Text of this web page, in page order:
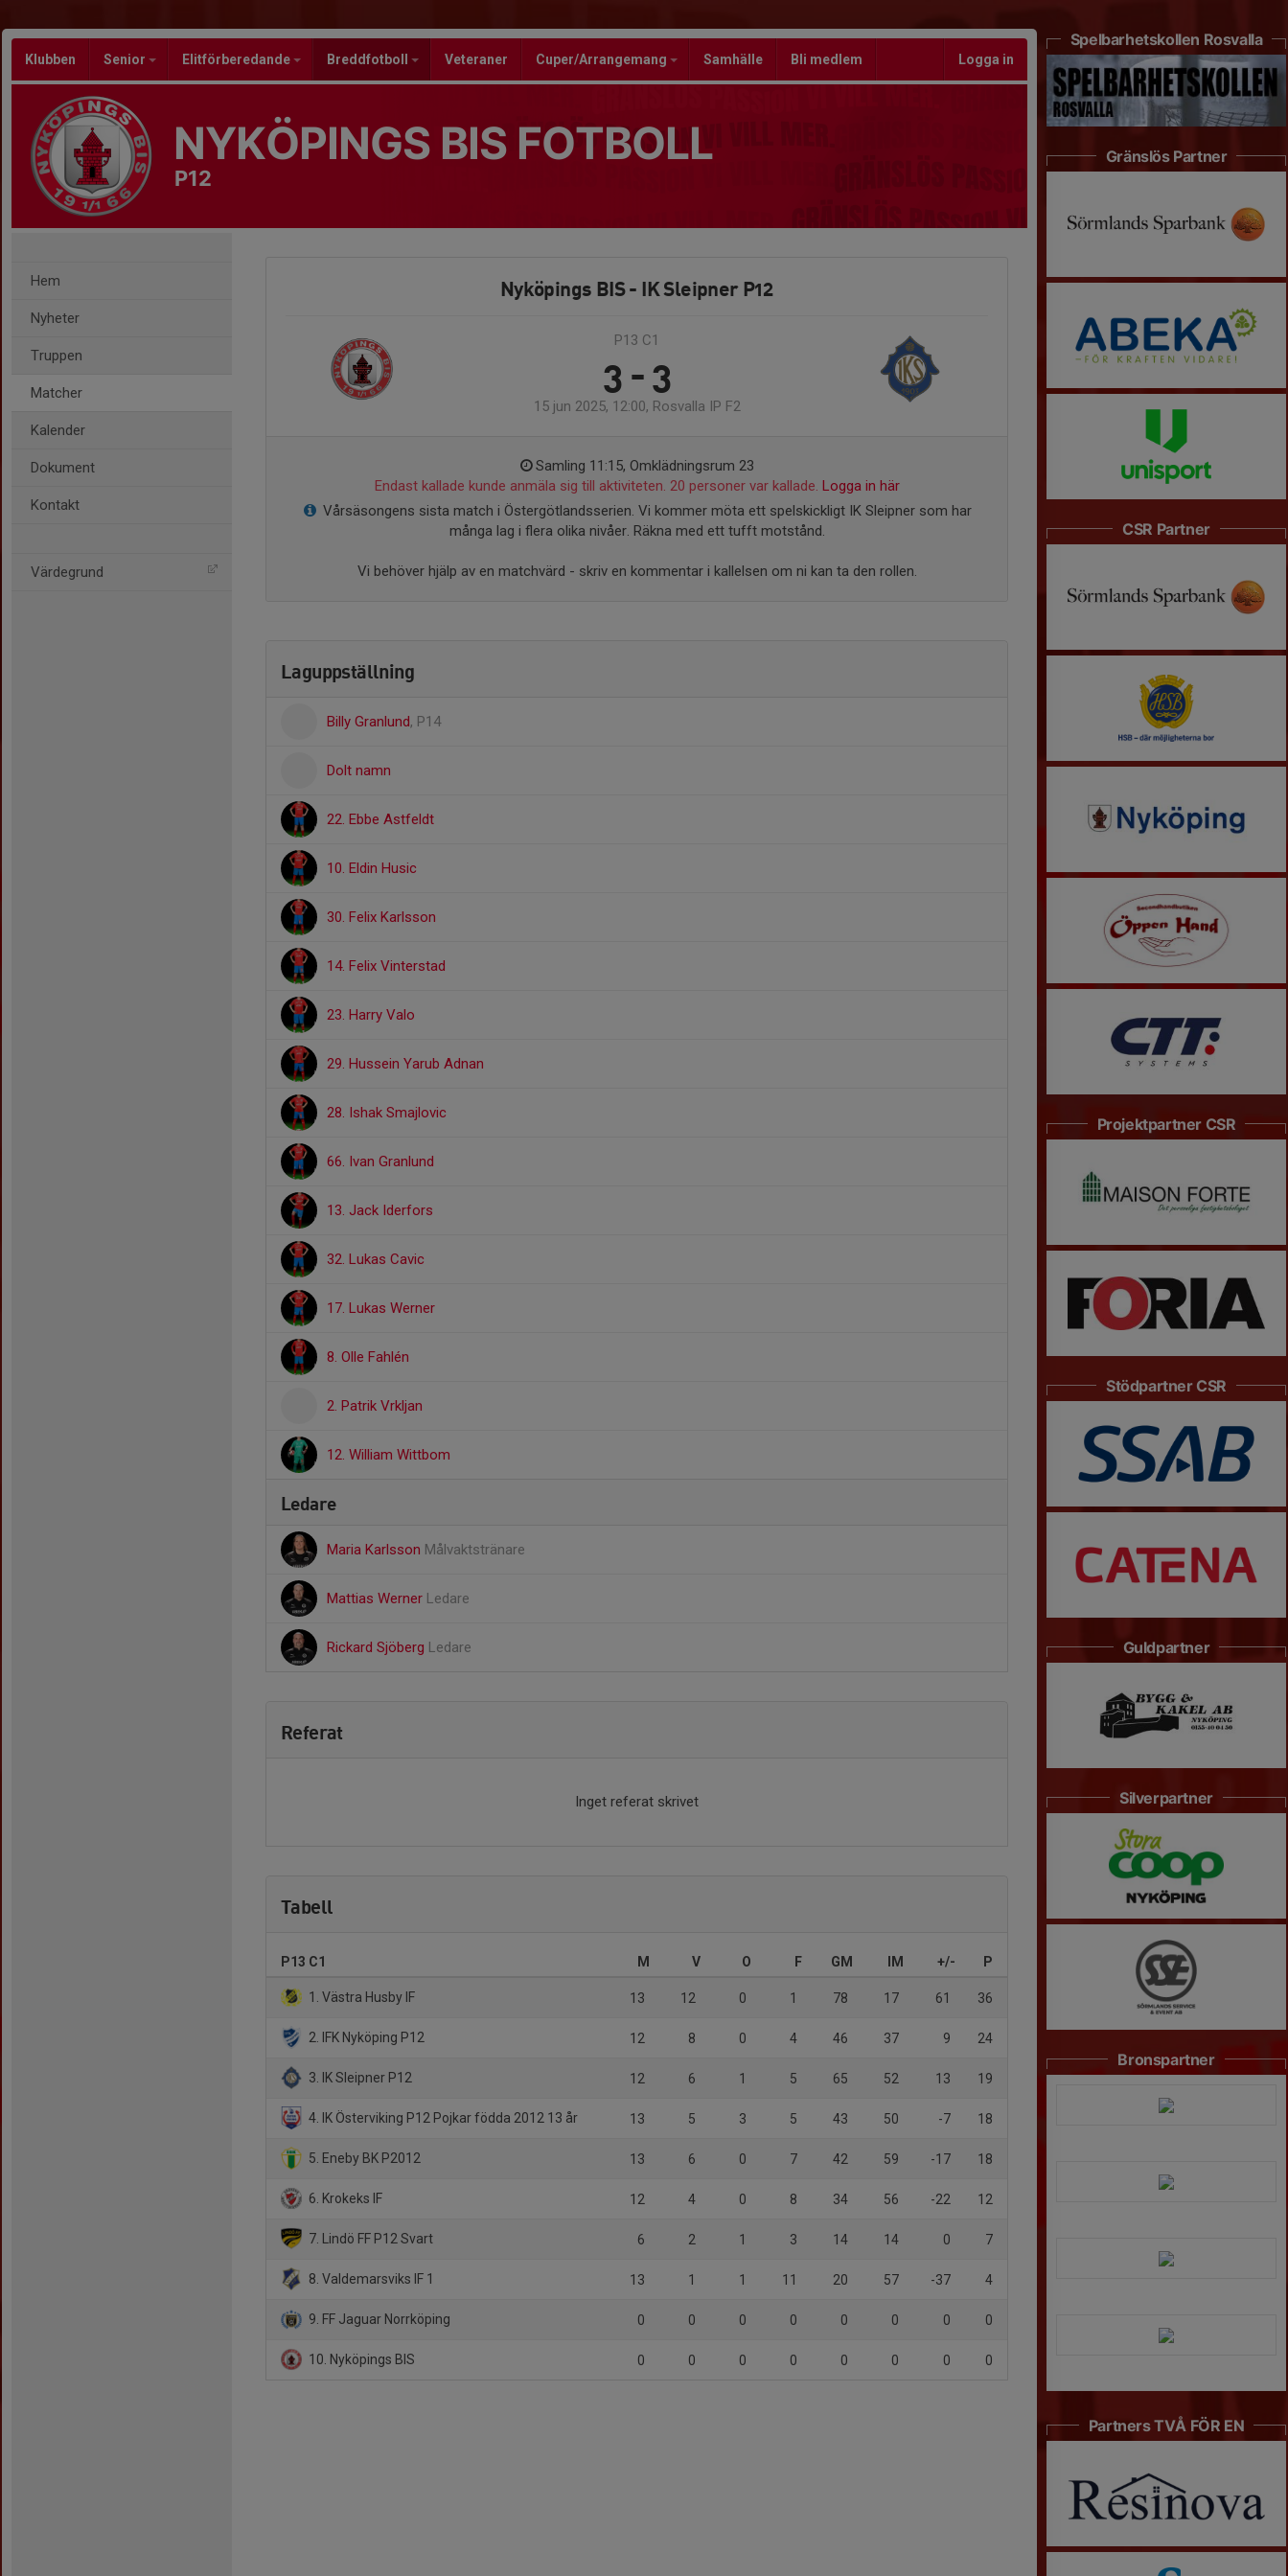
Klubben Senior Elitförberedande Breddfotboll Veteraner Cuper/Arrangemang Samhälle Bli medlem Logga in
NYKÖPINGS BIS FOTBOLL
P12
Hem
Nyheter
Truppen
Matcher
Kalender
Dokument
Kontakt
Värdegrund
Nyköpings BIS - IK Sleipner P12
P13 C1
3 - 3
15 jun 2025, 12:00, Rosvalla IP F2
Samling 11:15, Omklädningsrum 23
Endast kallade kunde anmäla sig till aktiviteten. 20 personer var kallade. Logga in här
Vårsäsongens sista match i Östergötlandsserien. Vi kommer möta ett spelskickligt IK Sleipner som har
många lag i flera olika nivåer. Räkna med ett tufft motstånd.
Vi behöver hjälp av en matchvärd - skriv en kommentar i kallelsen om ni kan ta den rollen.
Laguppställning
Billy Granlund, P14
Dolt namn
22. Ebbe Astfeldt
10. Eldin Husic
30. Felix Karlsson
14. Felix Vinterstad
23. Harry Valo
29. Hussein Yarub Adnan
28. Ishak Smajlovic
66. Ivan Granlund
13. Jack Iderfors
32. Lukas Cavic
17. Lukas Werner
8. Olle Fahlén
2. Patrik Vrkljan
12. William Wittbom
Ledare
Maria Karlsson Målvaktstränare
Mattias Werner Ledare
Rickard Sjöberg Ledare
Referat
Inget referat skrivet
Tabell
P13 C1 M V O F GM IM +/- P
1. Västra Husby IF 13 12 0 1 78 17 61 36
2. IFK Nyköping P12 12 8 0 4 46 37 9 24
3. IK Sleipner P12 12 6 1 5 65 52 13 19
4. IK Österviking P12 Pojkar födda 2012 13 år 13 5 3 5 43 50 -7 18
5. Eneby BK P2012 13 6 0 7 42 59 -17 18
6. Krokeks IF 12 4 0 8 34 56 -22 12
7. Lindö FF P12 Svart 6 2 1 3 14 14 0 7
8. Valdemarsviks IF 1 13 1 1 11 20 57 -37 4
9. FF Jaguar Norrköping 0 0 0 0 0 0 0 0
10. Nyköpings BIS 0 0 0 0 0 0 0 0
Spelbarhetskollen Rosvalla
Gränslös Partner
CSR Partner
Projektpartner CSR
Stödpartner CSR
Guldpartner
Silverpartner
Bronspartner
Partners TVÅ FÖR EN